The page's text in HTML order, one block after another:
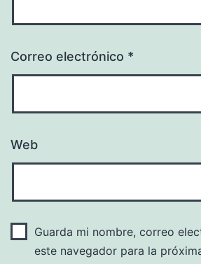
Correo electrónico *
Web
Guarda mi nombre, correo
este navegador para la